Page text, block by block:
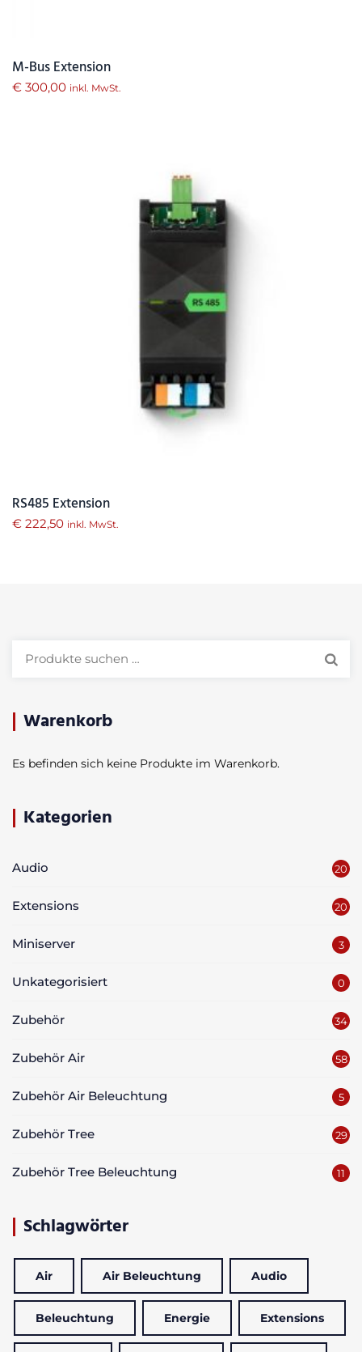
M-Bus Extension
€ 300,00 inkl. MwSt.
RS485 Extension
€ 222,50 inkl. MwSt.
Warenkorb
Es befinden sich keine Produkte im Warenkorb.
Kategorien
Audio 20
Extensions 20
Miniserver 3
Unkategorisiert 0
Zubehör 34
Zubehör Air 58
Zubehör Air Beleuchtung 5
Zubehör Tree 29
Zubehör Tree Beleuchtung 11
Schlagwörter
Air Air Beleuchtung Audio
Beleuchtung Energie Extensions